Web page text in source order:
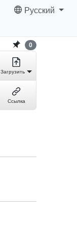
Русский
0
Загрузить
Ссылка